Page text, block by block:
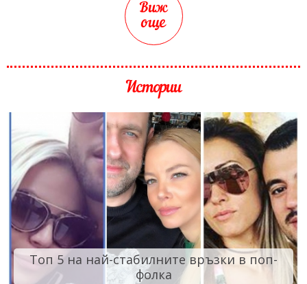
Виж
още
Истории
Топ 5 на най-стабилните връзки в поп-
фолка